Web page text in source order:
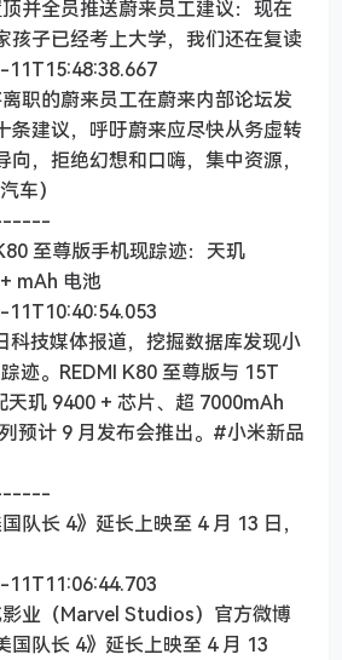
并全员推送蔚来员工建议：现在
孩子已经考上大学，我们还在复读
职的蔚来员工在蔚来内部论坛发
条建议，呼吁蔚来应尽快从务虚转
，拒绝幻想和口嗨，集中资源，
车）
至尊版手机现踪迹：天玑
mAh 电池
科技媒体报道，挖掘数据库发现小
迹。REDMI K80 至尊版与 15T
天玑 9400 + 芯片、超 7000mAh
预计 9 月发布会推出。#小米新品
队长 4》延长上映至 4 月 13 日，
业（Marvel Studios）官方微博
国队长 4》延长上映至 4 月 13